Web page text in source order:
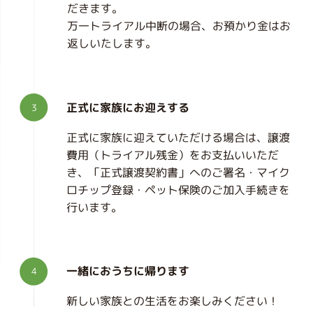
だきます。
万一トライアル中断の場合、お預かり金はお
返しいたします。
正式に家族にお迎えする
正式に家族に迎えていただける場合は、譲渡
費用（トライアル残金）をお支払いいただ
き、「正式譲渡契約書」へのご署名・マイク
ロチップ登録・ペット保険のご加入手続きを
行います。
一緒におうちに帰ります
新しい家族との生活をお楽しみください！